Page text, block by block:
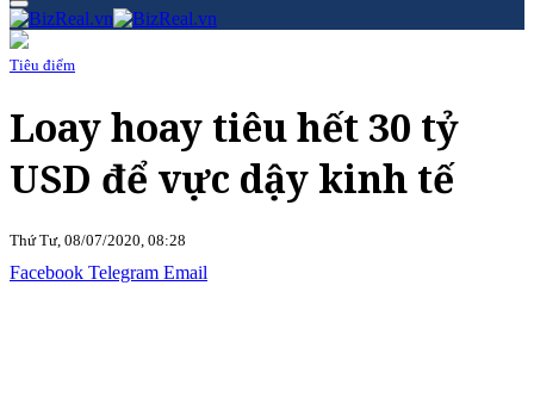
Tiêu điểm
Loay hoay tiêu hết 30 tỷ
USD để vực dậy kinh tế
Thứ Tư, 08/07/2020, 08:28
Facebook Telegram Email